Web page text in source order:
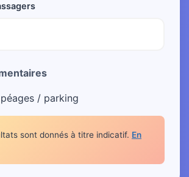
/ parking
sont donnés à titre indicatif. En